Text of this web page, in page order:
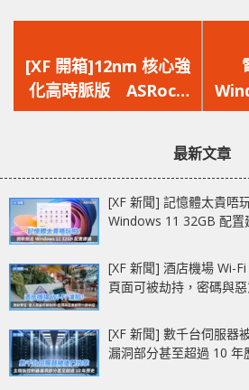
一
篇
文
[XF 開箱]12nm 核心強
化高時脈版 ASRock
Phantom Gaming X
最新文章
[XF 新聞] 記憶體太貴唔
Windows 11 32GB 配置
[XF 新聞] 酒店機場 Wi-
頁面可被劫持，密碼與
[XF 新聞] 數千台伺服
漏洞部分甚至超過 10 年